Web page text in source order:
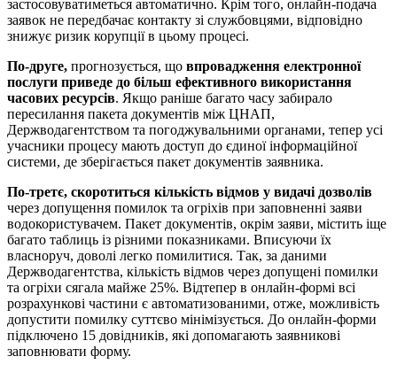
застосовуватиметься автоматично. Крім того, онлайн-подача
заявок не передбачає контакту зі службовцями, відповідно
знижує ризик корупції в цьому процесі.
По-друге, прогнозується, що впровадження електронної
послуги приведе до більш ефективного використання
часових ресурсів. Якщо раніше багато часу забирало
пересилання пакета документів між ЦНАП,
Держводагентством та погоджувальними органами, тепер усі
учасники процесу мають доступ до єдиної інформаційної
системи, де зберігається пакет документів заявника.
По-третє, скоротиться кількість відмов у видачі дозволів
через допущення помилок та огріхів при заповненні заяви
водокористувачем. Пакет документів, окрім заяви, містить іще
багато таблиць із різними показниками. Вписуючи їх
власноруч, доволі легко помилитися. Так, за даними
Держводагентства, кількість відмов через допущені помилки
та огріхи сягала майже 25%. Відтепер в онлайн-формі всі
розрахункові частини є автоматизованими, отже, можливість
допустити помилку суттєво мінімізується. До онлайн-форми
підключено 15 довідників, які допомагають заявникові
заповнювати форму.